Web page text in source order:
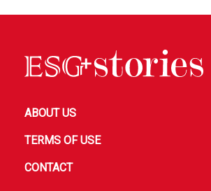
ABOUT US
TERMS OF USE
CONTACT